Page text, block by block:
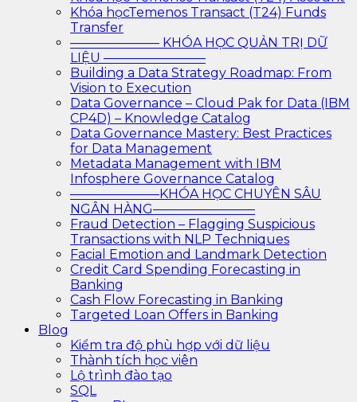
Khóa họcTemenos Transact (T24) Funds
Transfer
——————— KHÓA HỌC QUẢN TRỊ DỮ
LIỆU ————————
Building a Data Strategy Roadmap: From
Vision to Execution
Data Governance – Cloud Pak for Data (IBM
CP4D) – Knowledge Catalog
Data Governance Mastery: Best Practices
for Data Management
Metadata Management with IBM
Infosphere Governance Catalog
———————KHÓA HỌC CHUYÊN SÂU
NGÂN HÀNG————————
Fraud Detection – Flagging Suspicious
Transactions with NLP Techniques
Facial Emotion and Landmark Detection
Credit Card Spending Forecasting in
Banking
Cash Flow Forecasting in Banking
Targeted Loan Offers in Banking
Blog
Kiểm tra độ phù hợp với dữ liệu
Thành tích học viên
Lộ trình đào tạo
SQL